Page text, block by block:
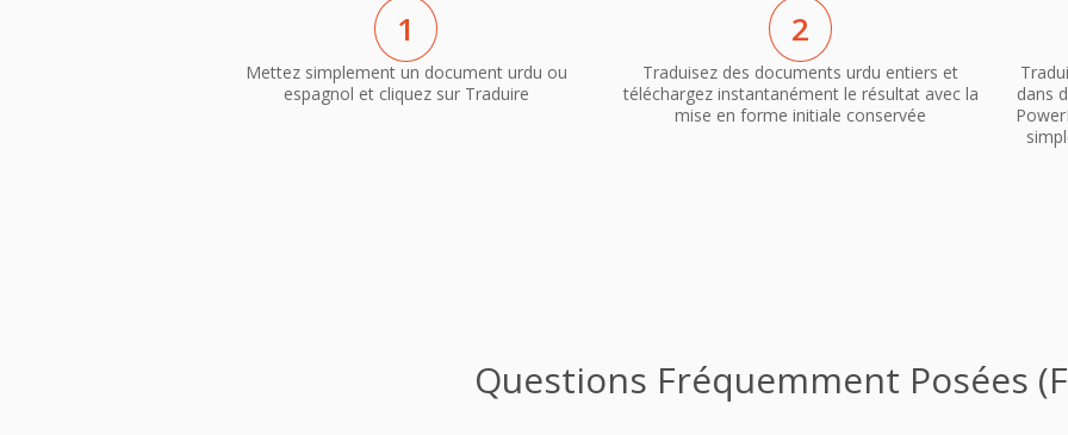
1
Mettez simplement un document urdu ou
espagnol et cliquez sur Traduire
2
Traduisez des documents urdu entiers et
téléchargez instantanément le résultat avec la
mise en forme initiale conservée
dans
Questions Fréquemment Posées